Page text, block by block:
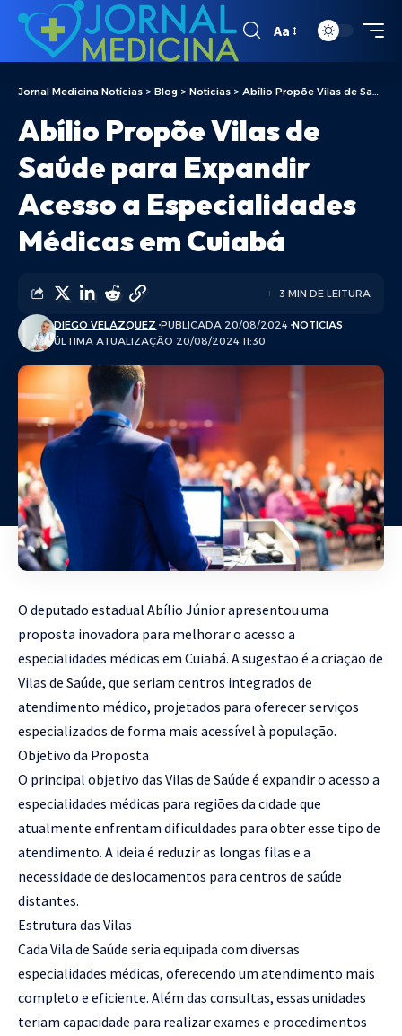
Aa
Jornal Medicina Notícias > Blog > Noticias > Abílio Propõe Vilas de Saúde para Expandir Acesso a Especialidades Médicas em Cuiabá
Abílio Propõe Vilas de
Saúde para Expandir
Acesso a Especialidades
Médicas em Cuiabá
ÚLTIMA ATUALIZAÇÃO 20/08/2024 11:30
DIEGO VELÁZQUEZ PUBLICADA 20/08/2024 NOTICIAS
3 MIN DE LEITURA
O deputado estadual Abílio Júnior apresentou uma
proposta inovadora para melhorar o acesso a
especialidades médicas em Cuiabá. A sugestão é a criação de
Vilas de Saúde, que seriam centros integrados de
atendimento médico, projetados para oferecer serviços
especializados de forma mais acessível à população.
Objetivo da Proposta
O principal objetivo das Vilas de Saúde é expandir o acesso a
especialidades médicas para regiões da cidade que
atualmente enfrentam dificuldades para obter esse tipo de
atendimento. A ideia é reduzir as longas filas e a
necessidade de deslocamentos para centros de saúde
distantes.
Estrutura das Vilas
Cada Vila de Saúde seria equipada com diversas
especialidades médicas, oferecendo um atendimento mais
completo e eficiente. Além das consultas, essas unidades
teriam capacidade para realizar exames e procedimentos